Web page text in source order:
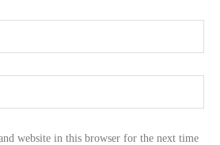
website in this browser for the next time